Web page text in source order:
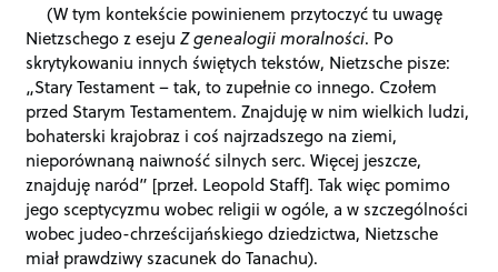
(W tym kontekście powinienem przytoczyć tu uwagę
Nietzschego z esejuZ genealogii moralności. Po
skrytykowaniu innych świętych tekstów, Nietzsche pisze:
„Stary Testament – tak, to zupełnie co innego. Czołem
przed Starym Testamentem. Znajduję w nim wielkich ludzi,
bohaterski krajobraz i coś najrzadszego na ziemi,
nieporównaną naiwność silnych serc. Więcej jeszcze,
znajduję naród” [przeł. Leopold Staff]. Tak więc pomimo
jego sceptycyzmu wobec religii w ogóle, a w szczególności
wobec judeo-chrześcijańskiego dziedzictwa, Nietzsche
miał prawdziwy szacunek do Tanachu).